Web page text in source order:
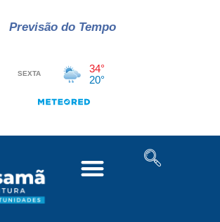
Previsão do Tempo